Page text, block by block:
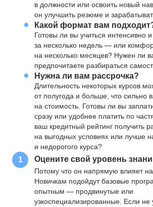
в должности или освоить новый
он улучшить резюме и
Какой формат вам
Готовы ли вы учиться интенсивно и
за несколько недель — или
на несколько месяцев? Нужен ли
предпочитаете разбираться
Нужна ли вам рассрочка?
Длительность некоторых курсов
от полугода и больше, что сильно
на стоимость. Готовы ли вы
сразу или удобнее платить по
ваш кредитный рейтинг получить
на выгодных условиях или лучше
и недорогого курса?
1 Оцените свой уровень
Потому что он напрямую влияет на
Новичкам подойдут базовые
опытным — продвинутые или
узкоспециализированные. Если не